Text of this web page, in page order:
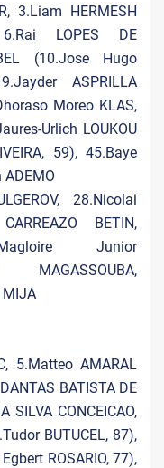
3.Liam HERMESH
LOPES DE
(10.Jose Hugo
ASPRILLA
Moreo KLAS,
Urlich LOUKOU
59), 45.Baye
ADEMO
28.Nicolai
BETIN,
Junior
MAGASSOUBA,
MIJA
5.Matteo AMARAL
BATISTA DE
SILVA CONCEICAO,
BUTUCEL, 87),
ROSARIO, 77),